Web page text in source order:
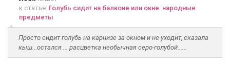
к статье: Голубь сидит на балконе или окне: народные
предметы
Просто сидит голубь на карнизе за окном и не уходит, сказала
кыш...остался ... расцветка необычная серо-голубой......